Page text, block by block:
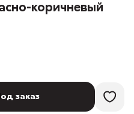
коричневый
заказ